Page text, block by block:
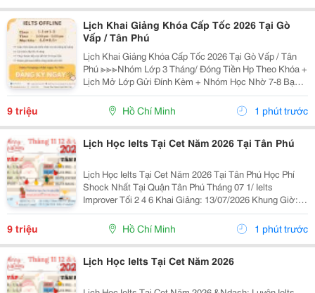
Lịch Khai Giảng Khóa Cấp Tốc 2026 Tại Gò
Vấp / Tân Phú
Lịch Khai Giảng Khóa Cấp Tốc 2026 Tại Gò Vấp / Tân
Phú ≫≫≫Nhóm Lớp 3 Tháng/ Đóng Tiền Hp Theo Khóa +
Lịch Mở Lớp Gửi Đính Kèm + Nhóm Học Nhờ 7-8 Bạn/
Lớp + Giáo Trình Ielts Có Band Điểm Lộ Trình, Sách
Nước Ngoài Bám Sát + Chia Đều 4 Kỹ...
9 triệu Hồ Chí Minh 1 phút trước
Lịch Học Ielts Tại Cet Năm 2026 Tại Tân Phú
Lịch Học Ielts Tại Cet Năm 2026 Tại Tân Phú Học Phí
Shock Nhất Tại Quận Tân Phú Tháng 07 1/ Ielts
Improver Tối 2 4 6 Khai Giảng: 13/07/2026 Khung Giờ:
18:00 Đến 21:00 Học Phí Ưu Đãi 5% Khi Đăng Ký 2/ Ielts
Basic Tối 3 5 7 Khai...
9 triệu Hồ Chí Minh 1 phút trước
Lịch Học Ielts Tại Cet Năm 2026